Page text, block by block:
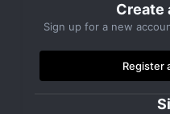
Create
Sign up for a new
Register